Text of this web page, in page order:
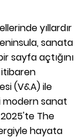
yıllardır
sanata
sayfa açtığını
itibaren
(V&A) ile
modern sanat
The
hayata